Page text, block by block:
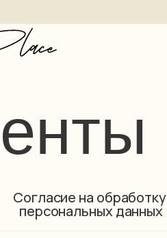
Согласие на обработку
персональных данных